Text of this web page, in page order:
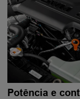
Potência e